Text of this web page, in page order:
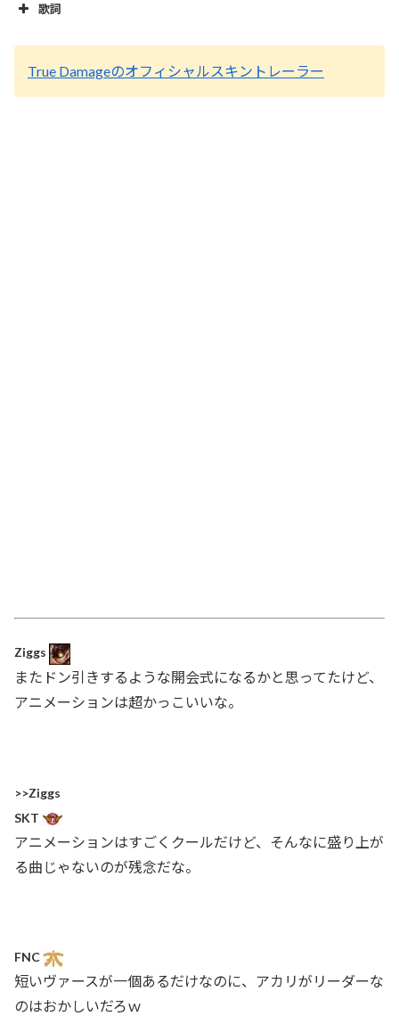
歌詞
True Damageのオフィシャルスキントレーラー
Ziggs
またドン引きするような開会式になるかと思ってたけど、
アニメーションは超かっこいいな。
>>Ziggs
SKT
アニメーションはすごくクールだけど、そんなに盛り上が
る曲じゃないのが残念だな。
FNC
短いヴァースが一個あるだけなのに、アカリがリーダーな
のはおかしいだろｗ